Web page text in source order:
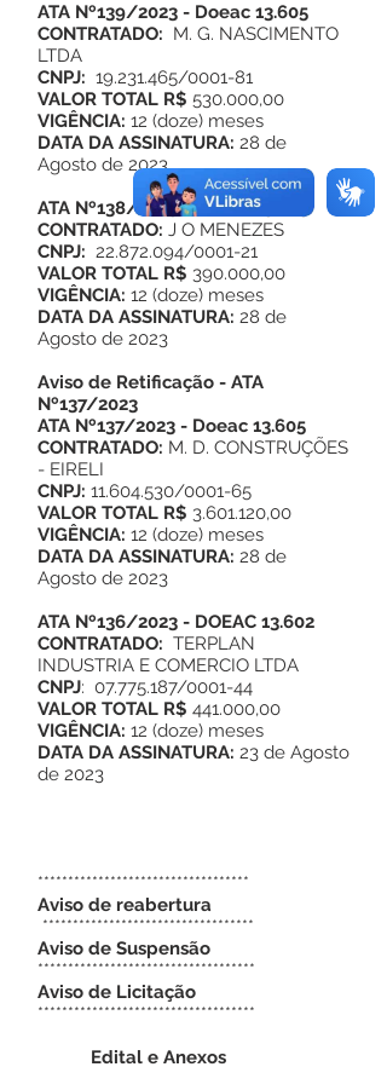
ATA Nº139/2023 - Doeac 13.605
CONTRATADO: M. G. NASCIMENTO
LTDA
CNPJ: 19.231.465/0001-81
VALOR TOTAL R$ 530.000,00
VIGÊNCIA: 12 (doze) meses
DATA DA ASSINATURA: 28 de
Agosto de 2023
ATA Nº138/2023 - Doeac 13.605
CONTRATADO: J O MENEZES
CNPJ: 22.872.094/0001-21
VALOR TOTAL R$ 390.000,00
VIGÊNCIA: 12 (doze) meses
DATA DA ASSINATURA: 28 de
Agosto de 2023
Aviso de Retificação - ATA
Nº137/2023
ATA Nº137/2023 - Doeac 13.605
CONTRATADO: M. D. CONSTRUÇÕES
- EIRELI
CNPJ: 11.604.530/0001-65
VALOR TOTAL R$ 3.601.120,00
VIGÊNCIA: 12 (doze) meses
DATA DA ASSINATURA: 28 de
Agosto de 2023
ATA Nº136/2023 - DOEAC 13.602
CONTRATADO: TERPLAN
INDUSTRIA E COMERCIO LTDA
CNPJ: 07.775.187/0001-44
VALOR TOTAL R$ 441.000,00
VIGÊNCIA: 12 (doze) meses
DATA DA ASSINATURA: 23 de Agosto
de 2023
***********************************
Aviso de reabertura
***********************************
Aviso de Suspensão
************************************
Aviso de Licitação
************************************
Edital e Anexos